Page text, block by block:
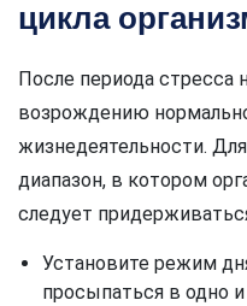
цикла
После периода стресса
возрождению
жизнедеятельности.
диапазон, в котором
следует
Установите режим
просыпаться в одно